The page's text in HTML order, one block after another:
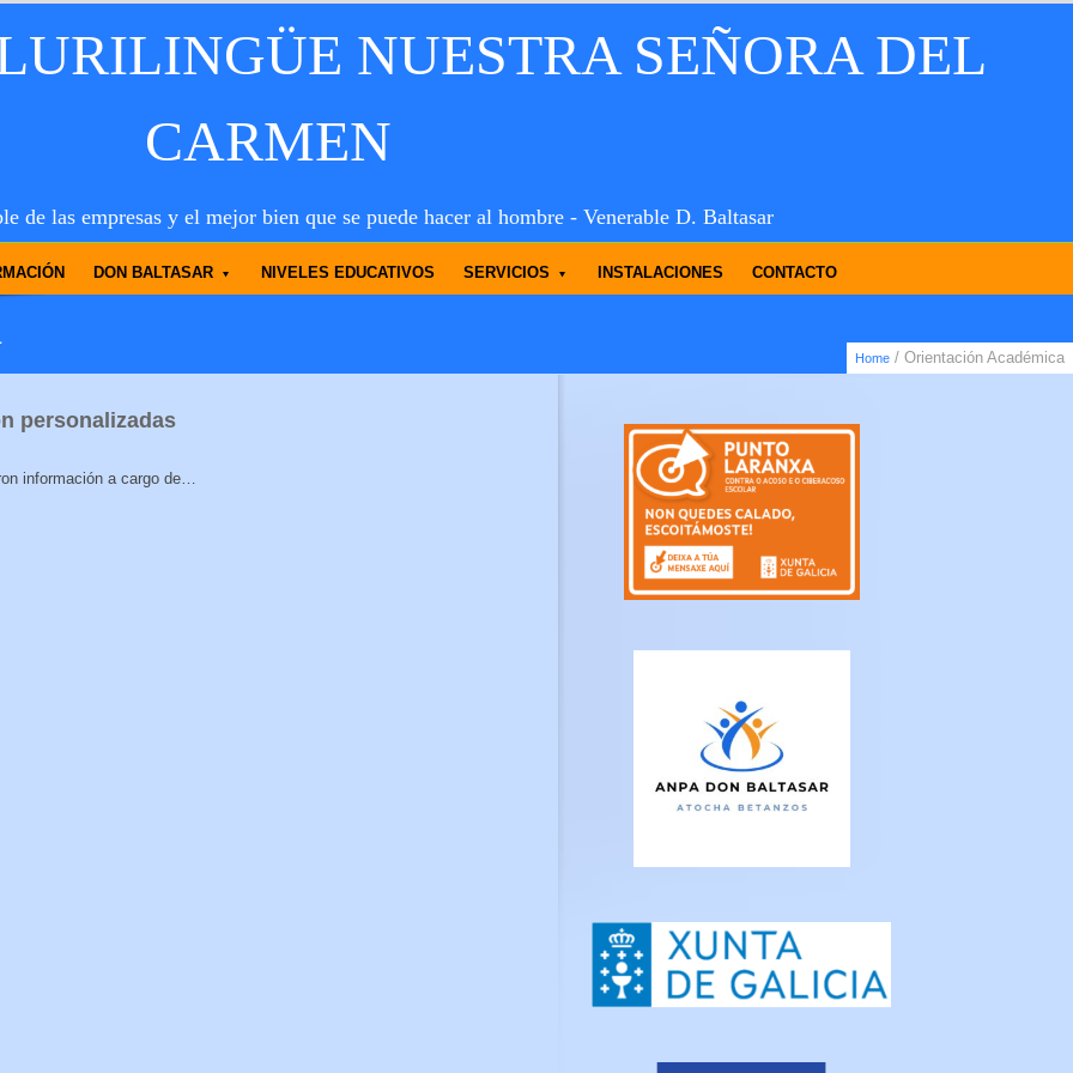
NUESTRA SEÑORA DEL
CARMEN
de las empresas y el mejor bien que se puede hacer al hombre - Venerable D. Baltasar
DON BALTASAR NIVELES EDUCATIVOS SERVICIOS INSTALACIONES CONTACTO
Home / Orientación Académica
personalizadas
información a cargo de…